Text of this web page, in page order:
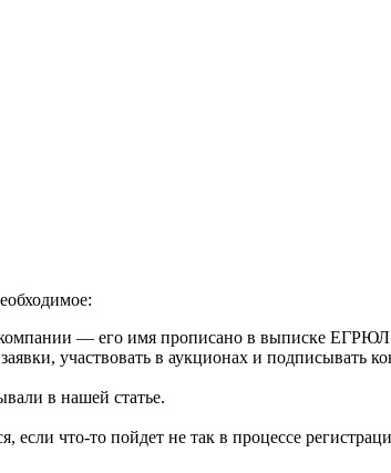
— его имя прописано в выписке
участвовать в аукционах и подписывать
в нашей статье.
что-то пойдет не так в процессе